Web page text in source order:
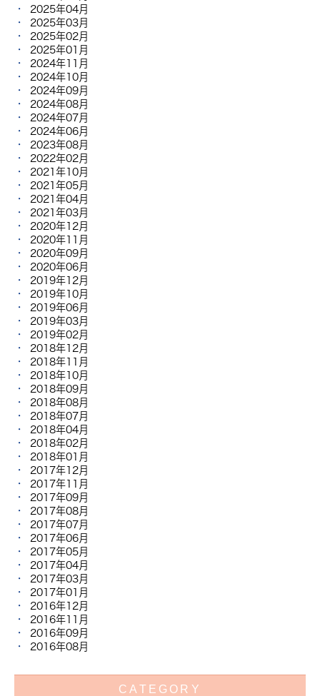
2025年04月
2025年03月
2025年02月
2025年01月
2024年11月
2024年10月
2024年09月
2024年08月
2024年07月
2024年06月
2023年08月
2022年02月
2021年10月
2021年05月
2021年04月
2021年03月
2020年12月
2020年11月
2020年09月
2020年06月
2019年12月
2019年10月
2019年06月
2019年03月
2019年02月
2018年12月
2018年11月
2018年10月
2018年09月
2018年08月
2018年07月
2018年04月
2018年02月
2018年01月
2017年12月
2017年11月
2017年09月
2017年08月
2017年07月
2017年06月
2017年05月
2017年04月
2017年03月
2017年01月
2016年12月
2016年11月
2016年09月
2016年08月
CATEGORY